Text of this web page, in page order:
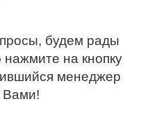
будем рады
нажмите на кнопку
менеджер
Вами!